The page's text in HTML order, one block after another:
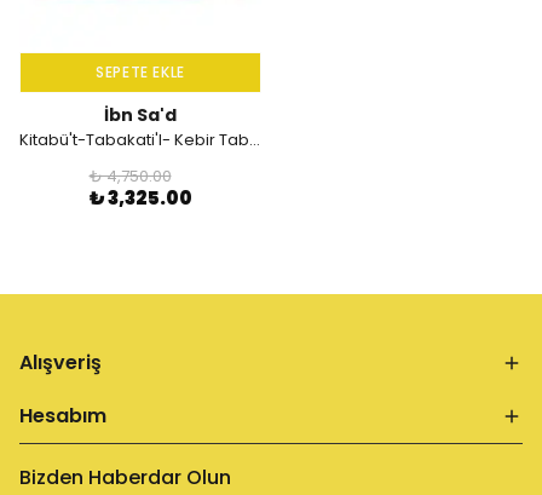
SEPETE EKLE
İbn Sa'd
Kitabü't-Tabakati'l- Kebir Tabakat (5 Cilt)
₺ 4,750.00
₺ 3,325.00
Alışveriş
Hesabım
Bizden Haberdar Olun